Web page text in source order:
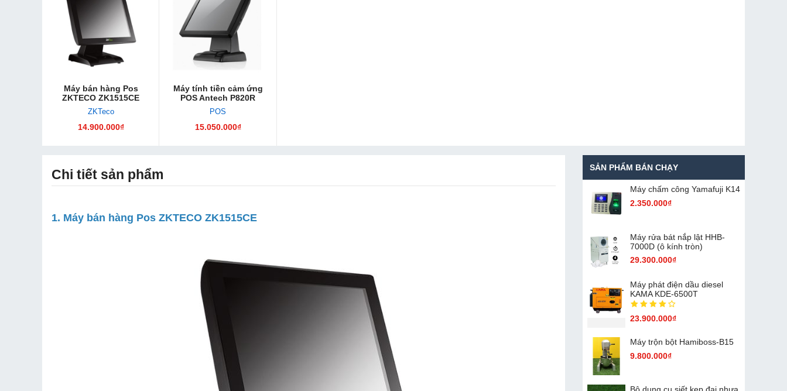
Máy bán hàng Pos
ZKTECO ZK1515CE
ZKTeco
14.900.000₫
Máy tính tiền cảm ứng
POS Antech P820R
POS
15.050.000₫
Chi tiết sản phẩm
1. Máy bán hàng Pos ZKTECO ZK1515CE
SẢN PHẨM BÁN CHẠY
Máy chấm cô​ng Yamafuji K14
2.350.000₫
Máy rửa bát nắp lật HHB-
7000D (ô kính tròn)
29.300.000₫
Máy phát điện dầu diesel
KAMA KDE-6500T
23.900.000₫
Máy trộn bột Hamiboss-B15
9.800.000₫